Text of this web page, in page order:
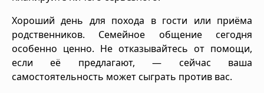
Хороший день для похода в гости или приёма
родственников. Семейное общение сегодня
особенно ценно. Не отказывайтесь от помощи,
если её предлагают, — сейчас ваша
самостоятельность может сыграть против вас.